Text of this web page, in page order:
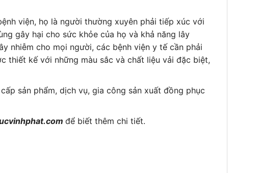
viện, họ là người thường xuyên phải tiếp xúc với
gây hại cho sức khỏe của họ và khả năng lây
nhiễm cho mọi người, các bệnh viện y tế cần phải
thiết kế với những màu sắc và chất liệu vải đặc biệt,
sản phẩm, dịch vụ, gia công sản xuất đồng phục
để biết thêm chi tiết.